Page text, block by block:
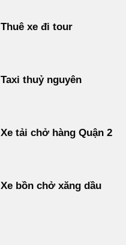
Thuê xe đi tour
Taxi thuỷ nguyên
Xe tải chở hàng Quận 2
Xe bồn chở xăng dầu